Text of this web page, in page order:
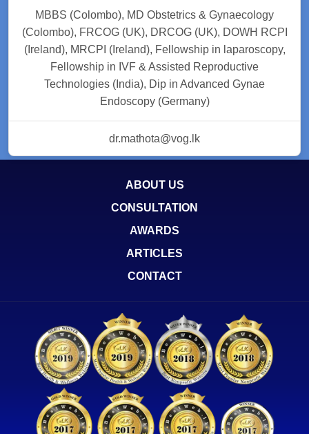
MBBS (Colombo), MD Obstetrics & Gynaecology
(Colombo), FRCOG (UK), DRCOG (UK), DOWH RCPI
(Ireland), MRCPI (Ireland), Fellowship in laparoscopy,
Fellowship in IVF & Assisted Reproductive
Technologies (India), Dip in Advanced Gynae
Endoscopy (Germany)
dr.mathota@vog.lk
ABOUT US
CONSULTATION
AWARDS
ARTICLES
CONTACT